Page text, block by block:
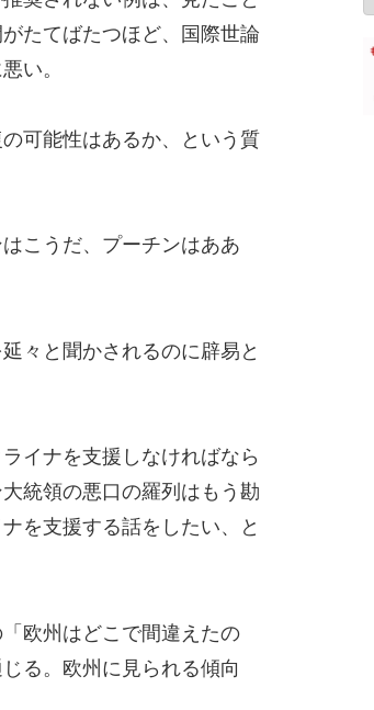
たてばたつほど、国際世論
い。
可能性はあるか、という質
こうだ、プーチンはああ
々と聞かされるのに辟易と
イナを支援しなければなら
統領の悪口の羅列はもう勘
を支援する話をしたい、と
欧州はどこで間違えたの
る。欧州に見られる傾向